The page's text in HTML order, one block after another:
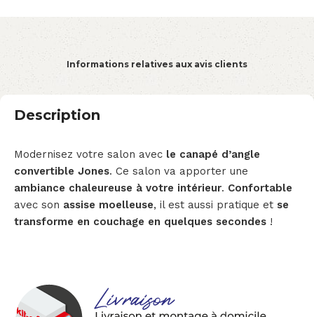
Informations relatives aux avis clients
Description
Modernisez votre salon avec le canapé d’angle
convertible Jones. Ce salon va apporter une
ambiance chaleureuse à votre intérieur. Confortable
avec son assise moelleuse, il est aussi pratique et se
transforme en couchage en quelques secondes !